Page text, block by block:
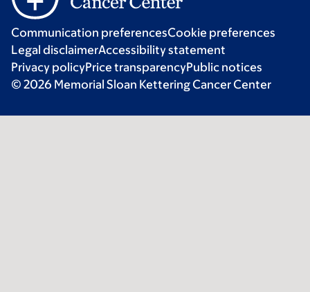
Communication preferencesCookie preferences
Legal disclaimerAccessibility statement
Privacy policyPrice transparencyPublic notices
© 2026 Memorial Sloan Kettering Cancer Center